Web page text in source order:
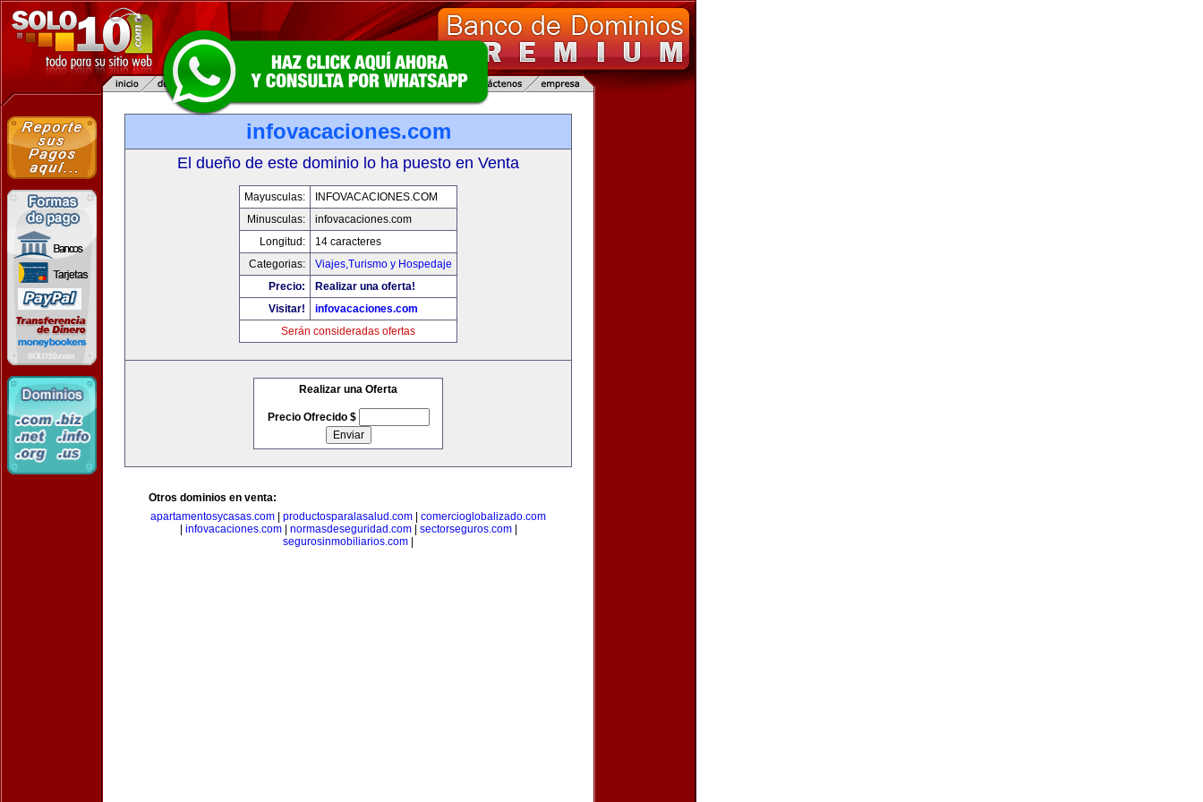
infovacaciones.com
El dueño de este dominio lo ha puesto en Venta
Mayusculas:
INFOVACACIONES.COM
Minusculas:
infovacaciones.com
Longitud:
14 caracteres
Categorias:
Viajes,Turismo y Hospedaje
Precio:
Realizar una oferta!
Visitar!
infovacaciones.com
Serán consideradas ofertas
Realizar una Oferta
Precio Ofrecido $
Otros dominios en venta:
apartamentosycasas.com
productosparalasalud.com
comercioglobalizado.com
infovacaciones.com| normasdeseguridad.com| sectorseguros.com|
segurosinmobiliarios.com